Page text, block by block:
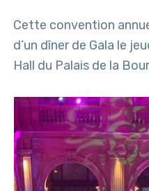
Cette convention
d’un dîner de Gala le
Hall du Palais de la